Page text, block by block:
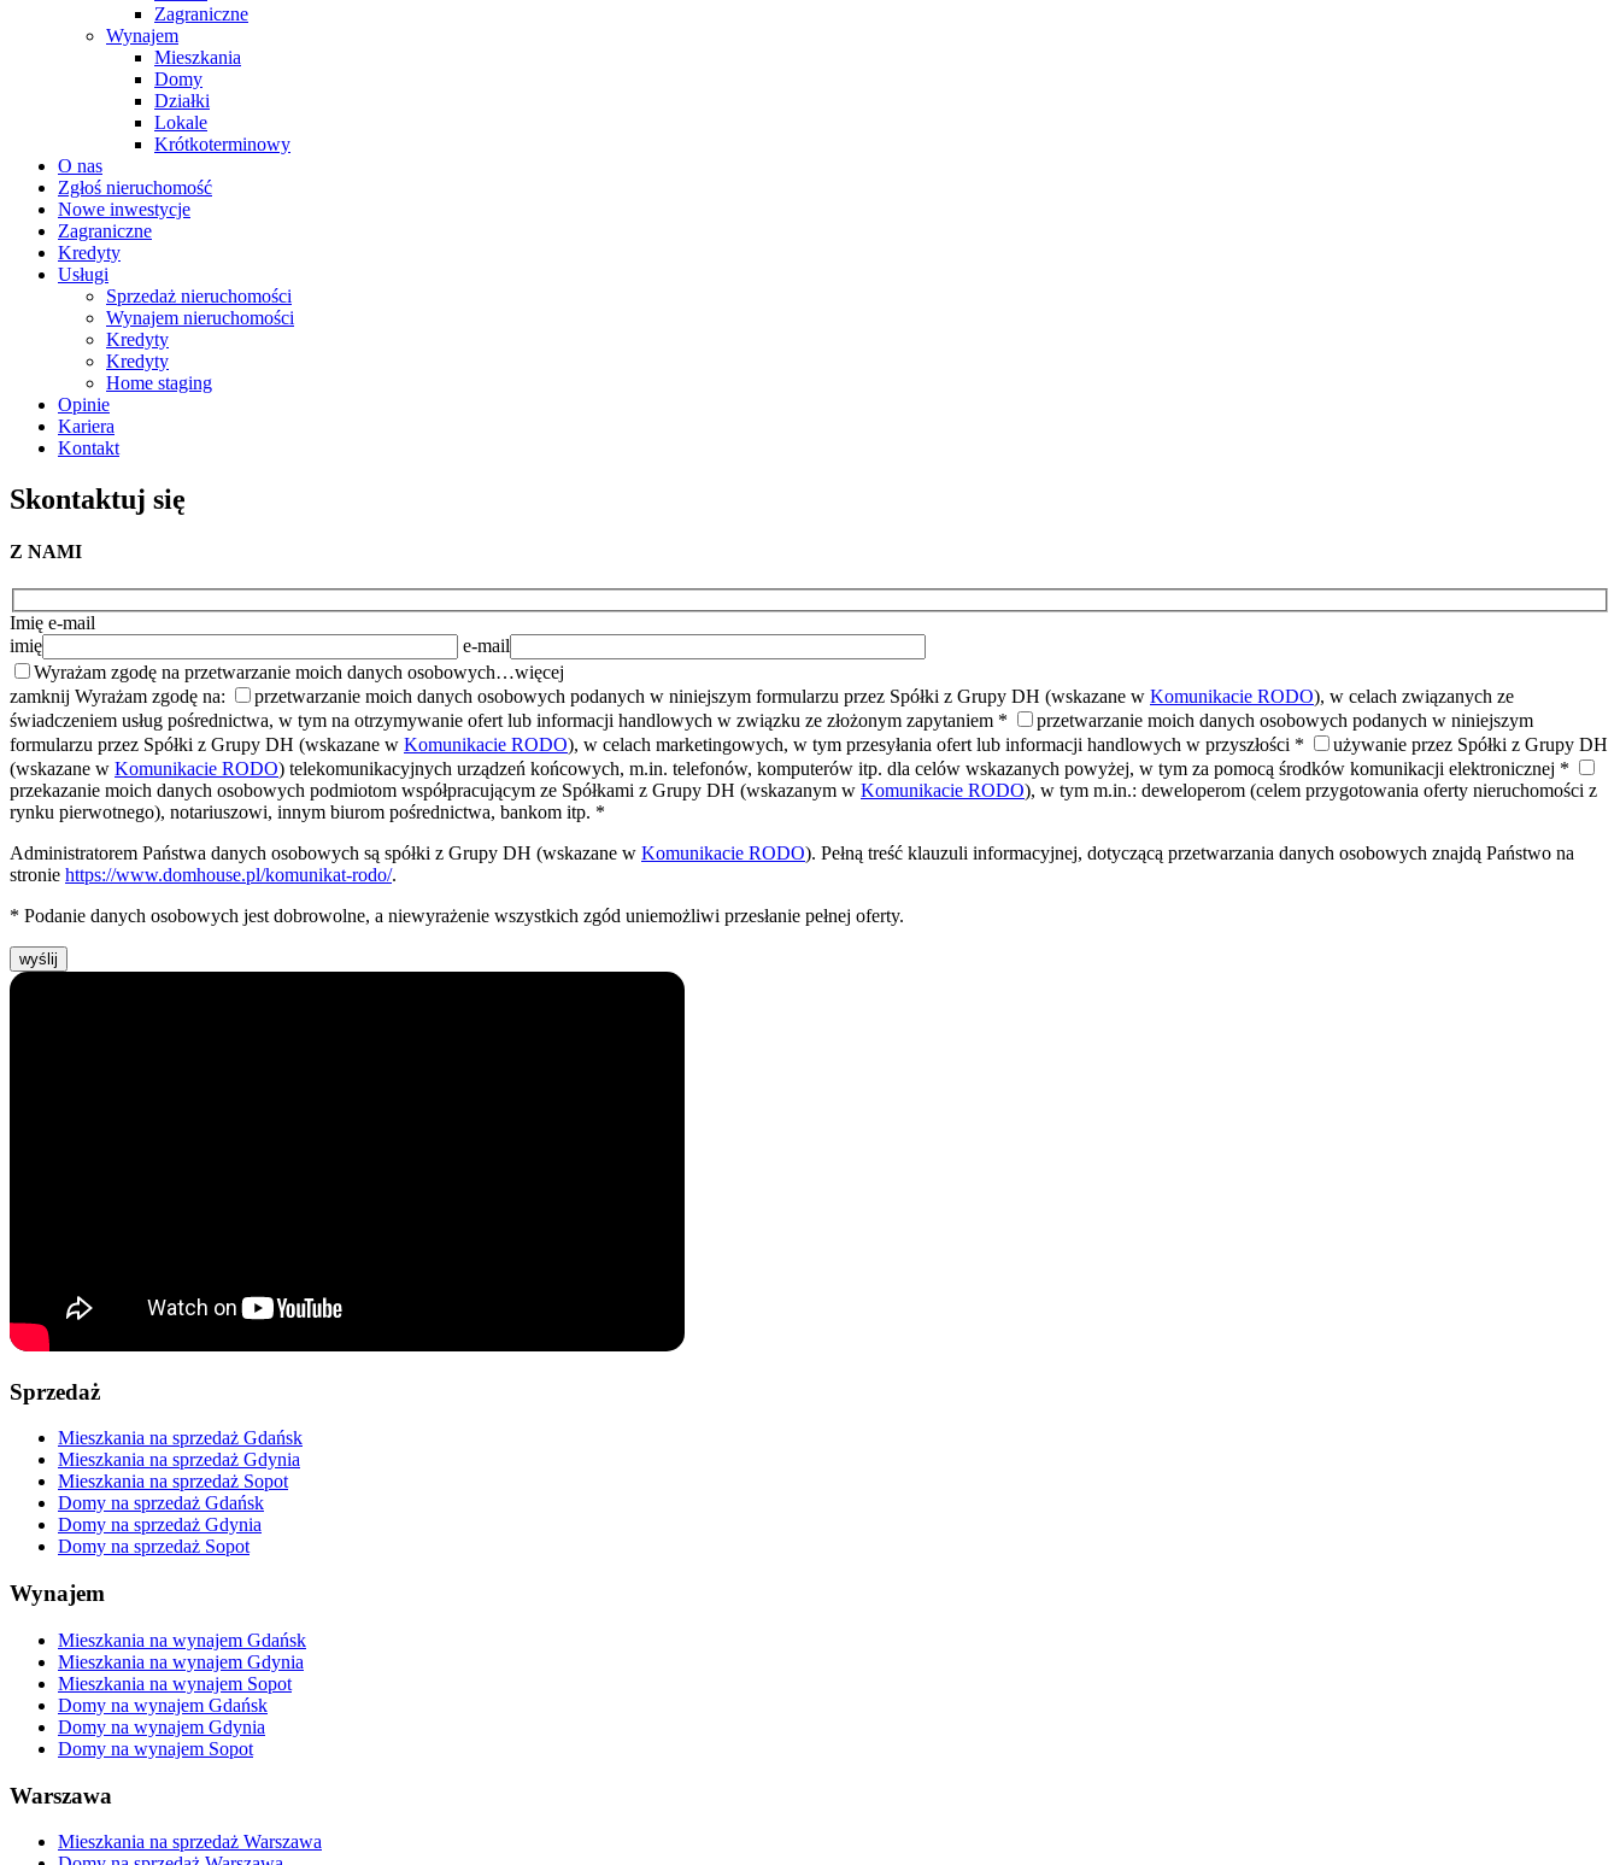
Zagraniczne
Wynajem
Mieszkania
Domy
Działki
Lokale
Krótkoterminowy
O nas
Zgłoś nieruchomość
Nowe inwestycje
Zagraniczne
Kredyty
Usługi
Sprzedaż nieruchomości
Wynajem nieruchomości
Kredyty
Kredyty
Home staging
Opinie
Kariera
Kontakt
Skontaktuj się
Z NAMI
Imię e-mail
imię
e-mail
Wyrażam zgodę na przetwarzanie moich danych osobowych…więcej
zamknij Wyrażam zgodę na: przetwarzanie moich danych osobowych podanych w niniejszym formularzu przez Spółki z Grupy DH (wskazane w Komunikacie RODO), w celach związanych ze
świadczeniem usług pośrednictwa, w tym na otrzymywanie ofert lub informacji handlowych w związku ze złożonym zapytaniem *
przetwarzanie moich danych osobowych podanych w niniejszym
formularzu przez Spółki z Grupy DH (wskazane w Komunikacie RODO), w celach marketingowych, w tym przesyłania ofert lub informacji handlowych w przyszłości *
używanie przez Spółki z Grupy DH
(wskazane w Komunikacie RODO) telekomunikacyjnych urządzeń końcowych, m.in. telefonów, komputerów itp. dla celów wskazanych powyżej, w tym za pomocą środków komunikacji elektronicznej *
przekazanie moich danych osobowych podmiotom współpracującym ze Spółkami z Grupy DH (wskazanym w Komunikacie RODO), w tym m.in.: deweloperom (celem przygotowania oferty nieruchomości z
rynku pierwotnego), notariuszowi, innym biurom pośrednictwa, bankom itp. *
Administratorem Państwa danych osobowych są spółki z Grupy DH (wskazane w Komunikacie RODO). Pełną treść klauzuli informacyjnej, dotyczącą przetwarzania danych osobowych znajdą Państwo na
stronie https://www.domhouse.pl/komunikat-rodo/.
* Podanie danych osobowych jest dobrowolne, a niewyrażenie wszystkich zgód uniemożliwi przesłanie pełnej oferty.
wyślij
Sprzedaż
Mieszkania na sprzedaż Gdańsk
Mieszkania na sprzedaż Gdynia
Mieszkania na sprzedaż Sopot
Domy na sprzedaż Gdańsk
Domy na sprzedaż Gdynia
Domy na sprzedaż Sopot
Wynajem
Mieszkania na wynajem Gdańsk
Mieszkania na wynajem Gdynia
Mieszkania na wynajem Sopot
Domy na wynajem Gdańsk
Domy na wynajem Gdynia
Domy na wynajem Sopot
Warszawa
Mieszkania na sprzedaż Warszawa